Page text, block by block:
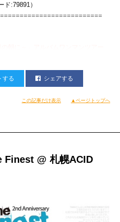
ド:79891）
す。
& DJ FUMMY
21:00
する シェアする
この記事だけ表示 ▲ページトップへ
Finest @ 札幌ACID